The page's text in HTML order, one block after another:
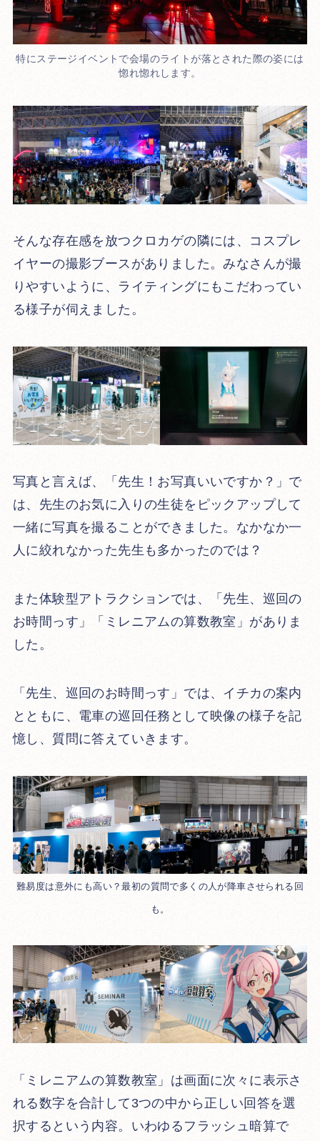
特にステージイベントで会場のライトが落とされた際の姿には
惚れ惚れします。
そんな存在感を放つクロカゲの隣には、コスプレ
イヤーの撮影ブースがありました。みなさんが撮
りやすいように、ライティングにもこだわってい
る様子が伺えました。
写真と言えば、「先生！お写真いいですか？」で
は、先生のお気に入りの生徒をピックアップして
一緒に写真を撮ることができました。なかなか一
人に絞れなかった先生も多かったのでは？
また体験型アトラクションでは、「先生、巡回の
お時間っす」「ミレニアムの算数教室」がありま
した。
「先生、巡回のお時間っす」では、イチカの案内
とともに、電車の巡回任務として映像の様子を記
憶し、質問に答えていきます。
難易度は意外にも高い？最初の質問で多くの人が降車させられる回
も。
「ミレニアムの算数教室」は画面に次々に表示さ
れる数字を合計して3つの中から正しい回答を選
択するという内容。いわゆるフラッシュ暗算で